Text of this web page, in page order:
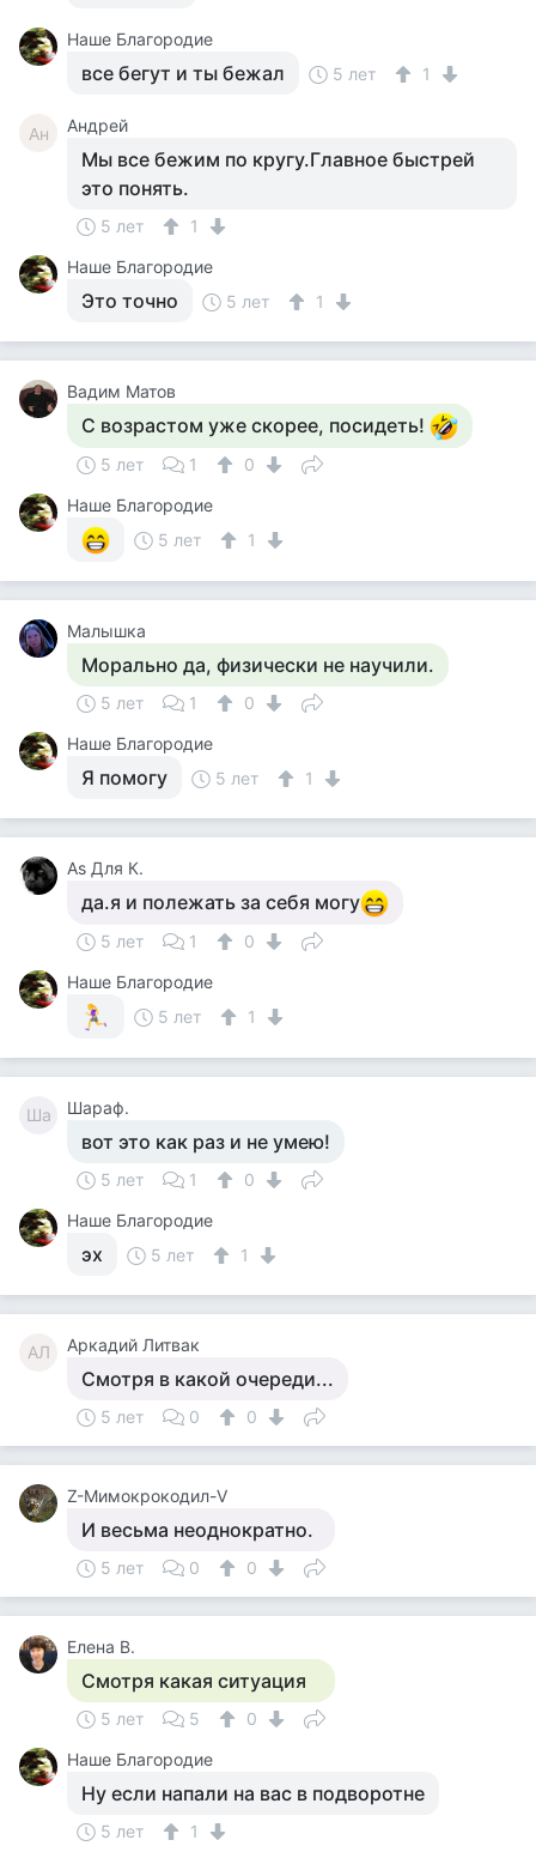
Наше Благородие
все бегут и ты бежал 5 лет 1
Ан Андрей
Мы все бежим по кругу.Главное быстрей
это понять.
5 лет
1
Наше Благородие
Это точно 5 лет 1
Вадим Матов
С возрастом уже скорее, посидеть!
5 лет 1
0
Наше Благородие
5 лет
1
Малышка
Морально да, физически не научили.
5 лет 1
0
Наше Благородие
Я помогу 5 лет 1
Аs Для К.
да.я и полежать за себя могу
5 лет 1
0
Наше Благородие
5 лет
1
Ша Шараф.
вот это как раз и не умею!
5 лет 1
0
Наше Благородие
эх 5 лет 1
АЛ Аркадий Литвак
Смотря в какой очереди...
5 лет 0 0
Z-Мимокрокодил-V
И весьма неоднократно.
5 лет 0 0
Елена В.
Смотря какая ситуация
5 лет 5
0
Наше Благородие
Ну если напали на вас в подворотне
5 лет 1